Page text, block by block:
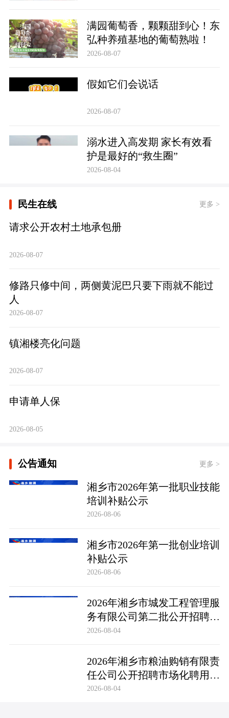
满园葡萄香，颗颗甜到心！东
弘种养殖基地的葡萄熟啦！
2026-08-07
假如它们会说话
2026-08-07
溺水进入高发期 家长有效看
护是最好的“救生圈”
2026-08-04
民生在线 更多 >
请求公开农村土地承包册
2026-08-07
修路只修中间，两侧黄泥巴只要下雨就不能过
人
2026-08-07
镇湘楼亮化问题
2026-08-07
申请单人保
2026-08-05
公告通知 更多 >
湘乡市2026年第一批职业技能
培训补贴公示
2026-08-06
湘乡市2026年第一批创业培训
补贴公示
2026-08-06
2026年湘乡市城发工程管理服
务有限公司第二批公开招聘市
场化聘用工作人员笔试成绩公
2026-08-04
2026年湘乡市粮油购销有限责
任公司公开招聘市场化聘用工
作人员笔试成绩公布及成绩复
2026-08-04